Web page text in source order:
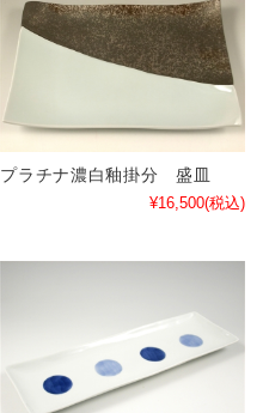
プラチナ濃白釉掛分 盛皿
¥16,500(税込)